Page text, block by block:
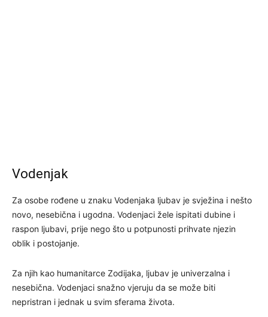
Vodenjak
Za osobe rođene u znaku Vodenjaka ljubav je svježina i nešto
novo, nesebična i ugodna. Vodenjaci žele ispitati dubine i
raspon ljubavi, prije nego što u potpunosti prihvate njezin
oblik i postojanje.
Za njih kao humanitarce Zodijaka, ljubav je univerzalna i
nesebična. Vodenjaci snažno vjeruju da se može biti
nepristran i jednak u svim sferama života.